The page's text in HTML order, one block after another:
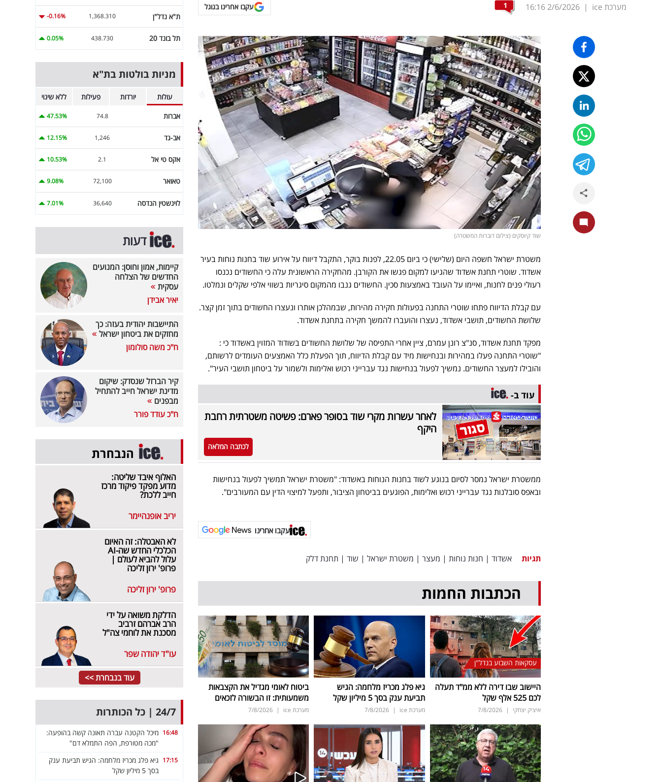
מערכת ice |
2/6/2026
16:16
1 עקבו אחרינו בגוגל
שוד קיוסקים (צילום דוברות המשטרה)
משטרת ישראל חשפה היום (שלישי) כי ביום 22.05, לפנות בוקר, התקבל דיווח על אירוע שוד בחנות נוחות בעיר
אשדוד. שוטרי תחנת אשדוד שהגיעו למקום פגשו את הקורבן. מהחקירה הראשונית עלה כי החשודים נכנסו
רעולי פנים לחנות, ואיימו על העובד באמצעות סכין. החשודים גנבו מהמקום סיגריות בשווי אלפי שקלים ונמלטו.
עם קבלת הדיווח פתחו שוטרי התחנה בפעולות חקירה מהירות, שבמהלכן אותרו ונעצרו החשודים בתוך זמן קצר.
שלושת החשודים, תושבי אשדוד, נעצרו והועברו להמשך חקירה בתחנת אשדוד.
מפקד תחנת אשדוד, סנ"צ רונן עמרם, ציין אחרי התפיסה של שלושת החשודים בשודוד המזוין באשדוד כי :
"שוטרי התחנה פעלו במהירות ובנחישות מיד עם קבלת הדיווח, תוך הפעלת כלל האמצעים העומדים לרשותם,
והובילו למעצר החשודים. נמשיך לפעול בנחישות נגד עברייני רכוש ואלימות ולשמור על ביטחון תושבי העיר".
עוד ב-
לאחר עשרות מקרי שוד בסופר פארם: פשיטה משטרתית רחבת
היקף
לכתבה המלאה
ממשטרת ישראל נמסר לסיום בנוגע לשוד בחנות הנוחות באשדוד: "משטרת ישראל תמשיך לפעול בנחישות
ובאפס סובלנות נגד עברייני רכוש ואלימות, הפוגעים בביטחון הציבור, ותפעל למיצוי הדין עם המעורבים".
עקבו אחרינו
תגיות אשדוד | חנות נוחות | מעצר | משטרת ישראל | שוד | תחנת דלק
הכתבות החמות
עסקאות השבוע בנדל"ן
היישוב שבו דירה ללא ממ"ד תעלה
לכם 525 אלף שקל
איציק יצחקי |
7/8/2026
גיא פלג מכריז מלחמה: הגיש
תביעת ענק בסך 5 מיליון שקל
מערכת ice |
7/8/2026
ביטוח לאומי מגדיל את הקצבאות
משמעותית: זו הבשורה לזכאים
מערכת ice |
7/8/2026
ת"א נדל"ן 1,368.310
-0.16%
תל בונד 20 438.730
0.05%
מניות בולטות בת"א
עולות יורדות פעילות ללא שינוי
אברות 74.8
47.53%
אב-גד 1,246
12.15%
אקס טי אל 2.1
10.53%
טאואר 72,100
9.08%
לוינשטין הנדסה 36,640
7.01%
דעות
קיימות, אמון וחוסן: המנועים
החדשים של הצלחה
עסקית
יאיר אבידן
התיישבות יהודית בעזה: כך
מחזקים את ביטחון ישראל
ח"כ משה סולומון
קיר הברזל שנסדק: שיקום
מדינת ישראל חייב להתחיל
מבפנים
ח"כ עודד פורר
הנבחרת
האלוף איבד שליטה:
מדוע מפקד פיקוד מרכז
חייב ללכת?
יריב אופנהיימר
לא האבטלה: זה האיום
הכלכלי החדש שה-AI
עלול להביא לעולם |
פרופ' ירון זליכה
פרופ' ירון זליכה
הדלקת משואה על ידי
הרב אברהם זרביב
מסכנת את לוחמי צה"ל
עו"ד יהודה שפר
עוד בנבחרת >>
24/7 | כל הכותרות
16:48 מיכל הקטנה עברה תאונה קשה בהופעה:
"מכה מטורפת, הפה התמלא דם"
17:15 גיא פלג מכריז מלחמה: הגיש תביעת ענק
בסך 5 מיליון שקל